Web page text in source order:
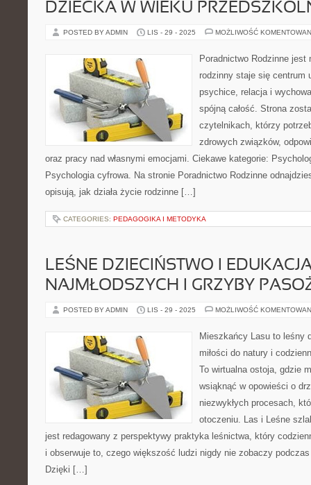
DZIECKA W WIEKU
POSTED BY ADMIN LIS - 29 - 2025 MOŻLIWOŚĆ
Poradnictwo Rodzinne
rodzinny staje się centrum
psychice, relacja i
spójną całość. Strona
czytelnikach, którzy
zdrowych związków,
oraz pracy nad własnymi emocjami. Ciekawe kategorie:
Psychologia cyfrowa. Na stronie Poradnictwo Rodzinne
opisują, jak działa życie rodzinne […]
CATEGORIES: PEDAGOGIKA I METODYKA
LEŚNE DZIECIŃSTWO I
NAJMŁODSZYCH I GRZYBY
POSTED BY ADMIN LIS - 29 - 2025 MOŻLIWOŚĆ
Mieszkańcy Lasu to leśny
miłości do natury i
To wirtualna ostoja, gdzie
wsiąknąć w opowieści o
niezwykłych procesach,
otoczeniu. Las i Leśne
jest redagowany z perspektywy praktyka leśnictwa, który
i obserwuje to, czego większość ludzi nigdy nie zobaczy
Dzięki […]